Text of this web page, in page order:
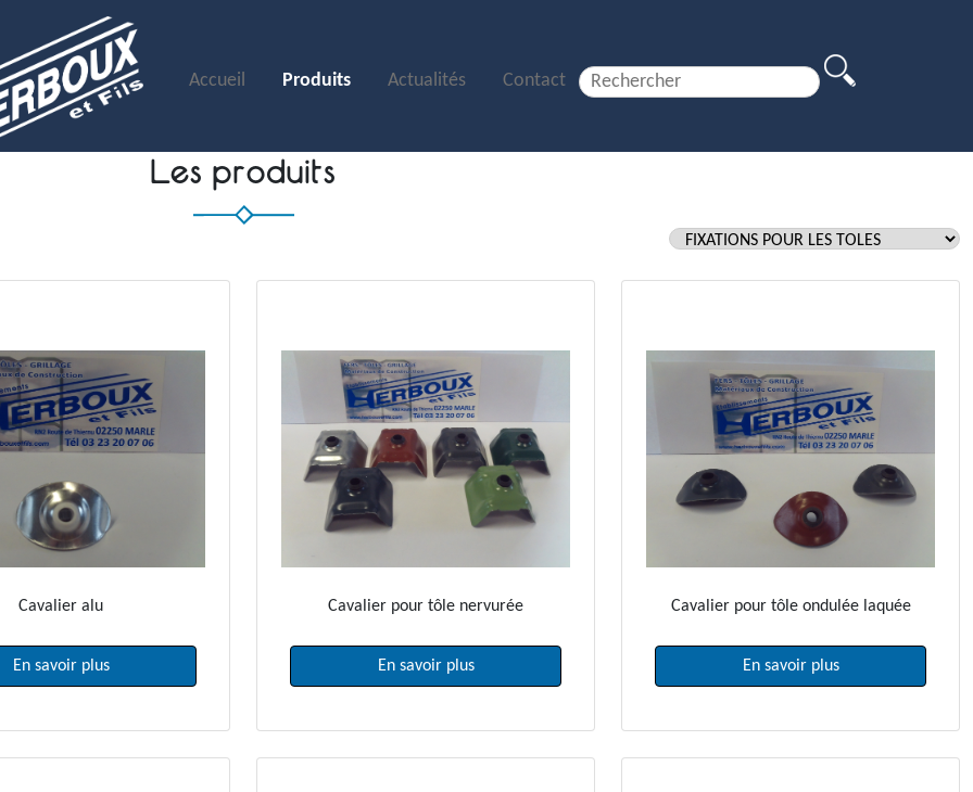
Accueil Produits Actualités Contact
Les produits
Cavalier alu
En savoir plus
Cavalier pour tôle nervurée
En savoir plus
Cavalier pour tôle ondulée laquée
En savoir plus